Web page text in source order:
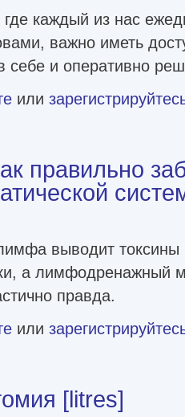
каждый из нас
важно иметь
себе и оперативно
моменты и необходимые чекапы
или
правильно
выводит токсины
а лимфодренажный
правда.
правильно заботиться о здоровье
или
[litres]